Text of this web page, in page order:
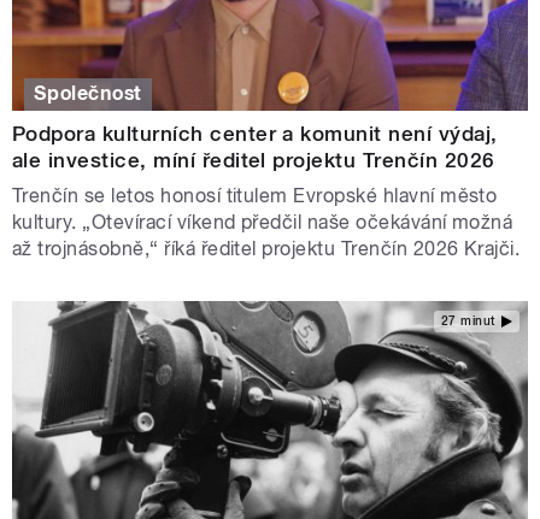
Společnost
Podpora kulturních center a komunit není výdaj,
ale investice, míní ředitel projektu Trenčín 2026
Trenčín se letos honosí titulem Evropské hlavní město
kultury. „Otevírací víkend předčil naše očekávání možná
až trojnásobně,“ říká ředitel projektu Trenčín 2026 Krajči.
27 minut